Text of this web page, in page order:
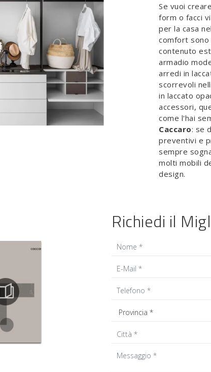
Se vuoi
form o facci
per la casa
comfort sono
contenuto
armadio
arredi in
scorrevoli
in laccato
accessori,
come l'hai
Caccaro: se
preventivi e
sempre
molti mobili
design.
Richiedi il